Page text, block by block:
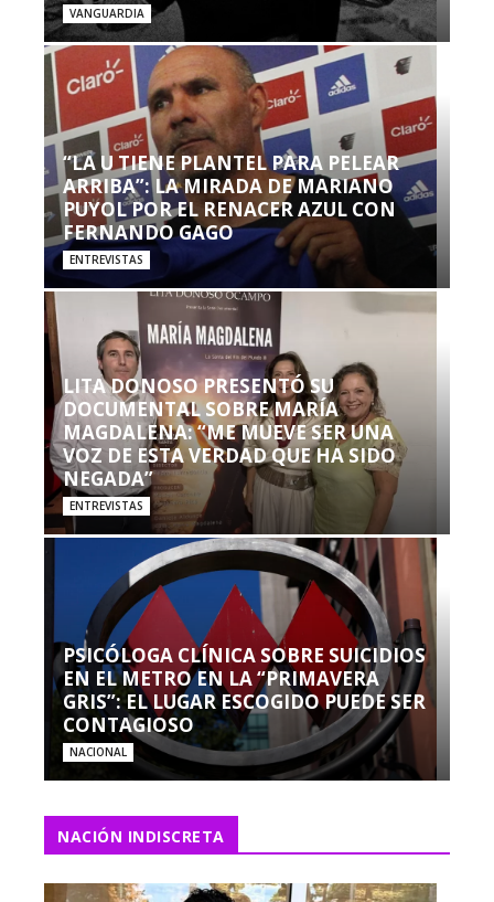
VANGUARDIA
“LA U TIENE PLANTEL PARA PELEAR
ARRIBA”: LA MIRADA DE MARIANO
PUYOL POR EL RENACER AZUL CON
FERNANDO GAGO
ENTREVISTAS
LITA DONOSO PRESENTÓ SU
DOCUMENTAL SOBRE MARÍA
MAGDALENA: “ME MUEVE SER UNA
VOZ DE ESTA VERDAD QUE HA SIDO
NEGADA”
ENTREVISTAS
PSICÓLOGA CLÍNICA SOBRE SUICIDIOS
EN EL METRO EN LA “PRIMAVERA
GRIS”: EL LUGAR ESCOGIDO PUEDE SER
CONTAGIOSO
NACIONAL
NACIÓN INDISCRETA